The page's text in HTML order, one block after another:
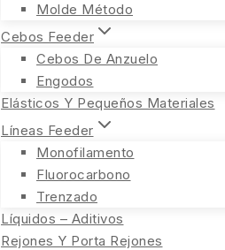
Molde Método
Cebos Feeder
Cebos De Anzuelo
Engodos
Elásticos Y Pequeños Materiales
Líneas Feeder
Monofilamento
Fluorocarbono
Trenzado
Líquidos – Aditivos
Rejones Y Porta Rejones